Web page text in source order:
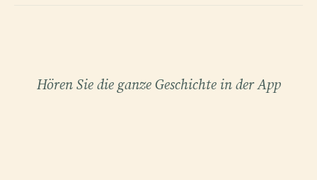
Hören Sie die ganze Geschichte in der App